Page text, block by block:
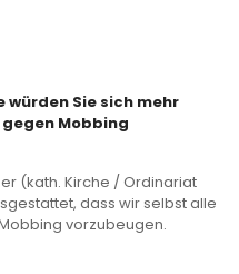
würden Sie sich mehr
Mobbing
(kath. Kirche / Ordinariat
dass wir selbst alle
vorzubeugen.